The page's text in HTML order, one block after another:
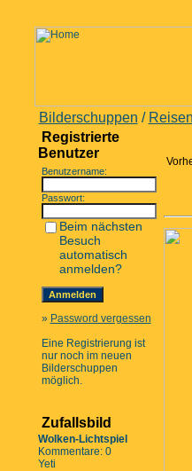
Bilderschuppen / Reisen
Registrierte
Benutzer
Benutzername:
Passwort:
Beim nächsten
Besuch
automatisch
anmelden?
» Password vergessen
Eine Registrierung ist
nur noch im neuen
Bilderschuppen
möglich.
Zufallsbild
Wolken-Lichtspiel
Kommentare: 0
Yeti